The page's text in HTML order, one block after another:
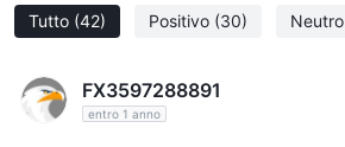
Tutto (42) Positivo (30) Neutro
FX3597288891
entro 1 anno